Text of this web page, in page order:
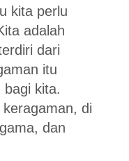
kita perlu
adalah
dari
itu
bagi kita.
di
dan